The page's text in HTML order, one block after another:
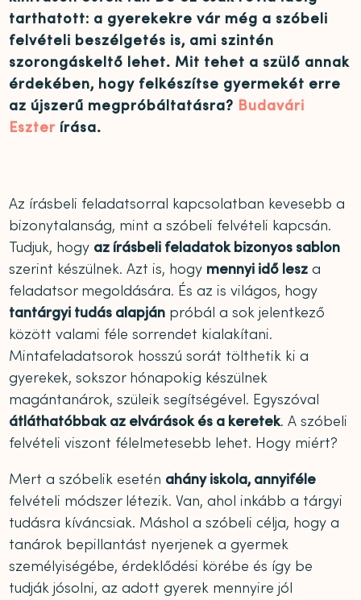
tarthatott: a gyerekekre vár még a szóbeli
felvételi beszélgetés is, ami szintén
szorongáskeltő lehet. Mit tehet a szülő annak
érdekében, hogy felkészítse gyermekét erre
az újszerű megpróbáltatásra? Budavári
Eszter írása.
Az írásbeli feladatsorral kapcsolatban kevesebb a
bizonytalanság, mint a szóbeli felvételi kapcsán.
Tudjuk, hogy az írásbeli feladatok bizonyos sablon
szerint készülnek. Azt is, hogy mennyi idő lesz a
feladatsor megoldására. És az is világos, hogy
tantárgyi tudás alapján próbál a sok jelentkező
között valami féle sorrendet kialakítani.
Mintafeladatsorok hosszú sorát tölthetik ki a
gyerekek, sokszor hónapokig készülnek
magántanárok, szüleik segítségével. Egyszóval
átláthatóbbak az elvárások és a keretek. A szóbeli
felvételi viszont félelmetesebb lehet. Hogy miért?
Mert a szóbelik esetén ahány iskola, annyiféle
felvételi módszer létezik. Van, ahol inkább a tárgyi
tudásra kíváncsiak. Máshol a szóbeli célja, hogy a
tanárok bepillantást nyerjenek a gyermek
személyiségébe, érdeklődési körébe és így be
tudják jósolni, az adott gyerek mennyire jól